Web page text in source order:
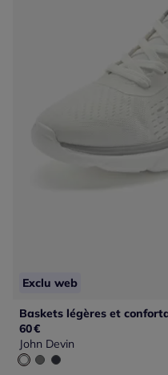
Exclu web
60€
John Devin